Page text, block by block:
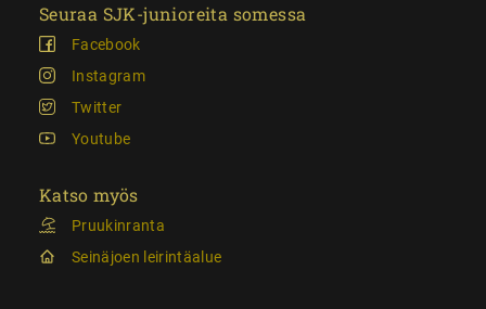
Seuraa SJK-junioreita somessa
Facebook
Instagram
Twitter
Youtube
Katso myös
Pruukinranta
Seinäjoen leirintäalue